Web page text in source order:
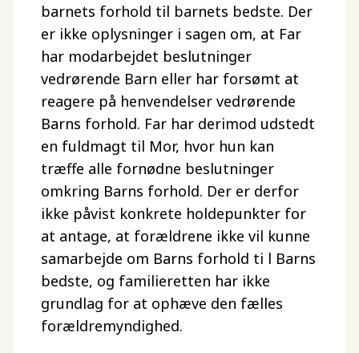
barnets forhold til barnets bedste. Der
er ikke oplysninger i sagen om, at Far
har modarbejdet beslutninger
vedrørende Barn eller har forsømt at
reagere på henvendelser vedrørende
Barns forhold. Far har derimod udstedt
en fuldmagt til Mor, hvor hun kan
træffe alle fornødne beslutninger
omkring Barns forhold. Der er derfor
ikke påvist konkrete holdepunkter for
at antage, at forældrene ikke vil kunne
samarbejde om Barns forhold ti l Barns
bedste, og familieretten har ikke
grundlag for at ophæve den fælles
forældremyndighed.